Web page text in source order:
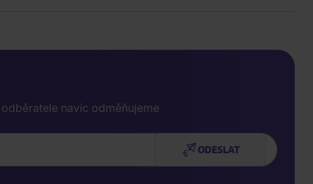
navíc odměňujeme
ODESLAT